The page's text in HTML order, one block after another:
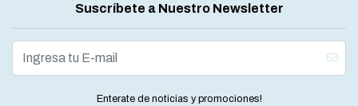
Suscríbete a Nuestro Newsletter
Enterate de noticias y promociones!